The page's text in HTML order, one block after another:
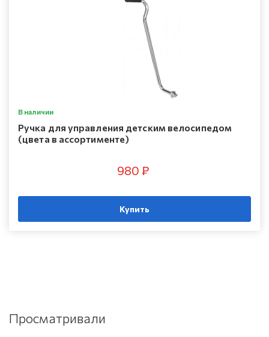
В наличии
Ручка для управления детским велосипедом
(цвета в ассортименте)
980 ₽
Купить
Просматривали